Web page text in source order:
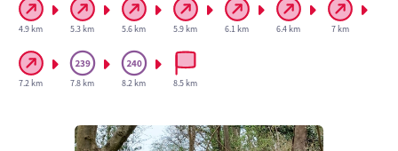
4.9 km 5.3 km 5.6 km 5.9 km 6.1 km 6.4 km 7 km
7.2 km 7.8 km 8.2 km 8.5 km